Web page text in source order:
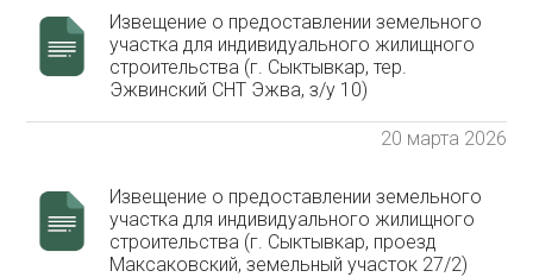
Извещение о предоставлении земельного
участка для индивидуального жилищного
строительства (г. Сыктывкар, тер.
Эжвинский СНТ Эжва, з/у 10)
20 марта 2026
Извещение о предоставлении земельного
участка для индивидуального жилищного
строительства (г. Сыктывкар, проезд
Максаковский, земельный участок 27/2)